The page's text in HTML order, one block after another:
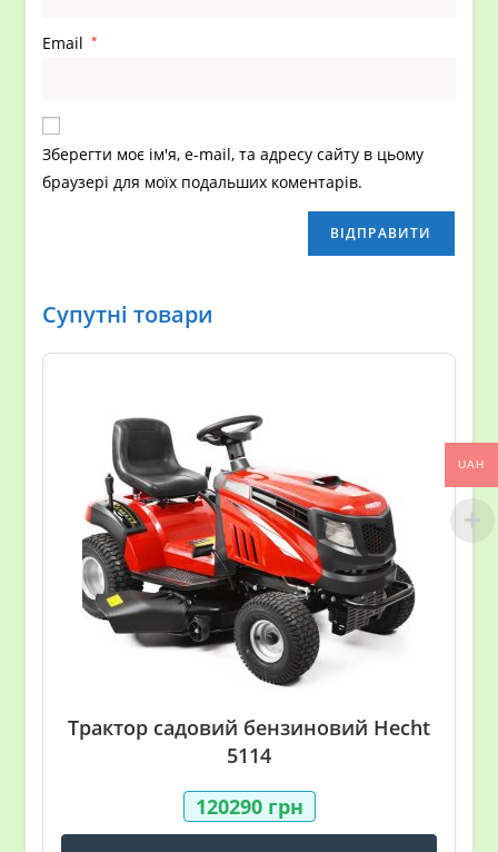
Email *
Зберегти моє ім'я, e-mail, та адресу сайту в цьому
браузері для моїх подальших коментарів.
Супутні товари
Трактор садовий бензиновий Hecht
5114
120290 грн
UAH